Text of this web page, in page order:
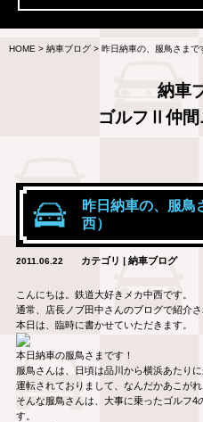
HOME > 納車ブログ > 昨日納車の、服鳥さまで
納車
ゴルフⅡ仲間
昨日納車の、服鳥
西）
2011.06.22 カテゴリ | 納車ブログ
こんにちは。鉄道大好きメカ中西です。
通常、店長ノブ田中さんのブログで紹介
本日は、臨時に書かせていただきます。
本日納車の服鳥さまです！
服鳥さんは、日頃は品川から横浜あたり
運転されておりまして、なんだかあこがれ
そんな服鳥さんは、大事に乗ったゴルフ
す。